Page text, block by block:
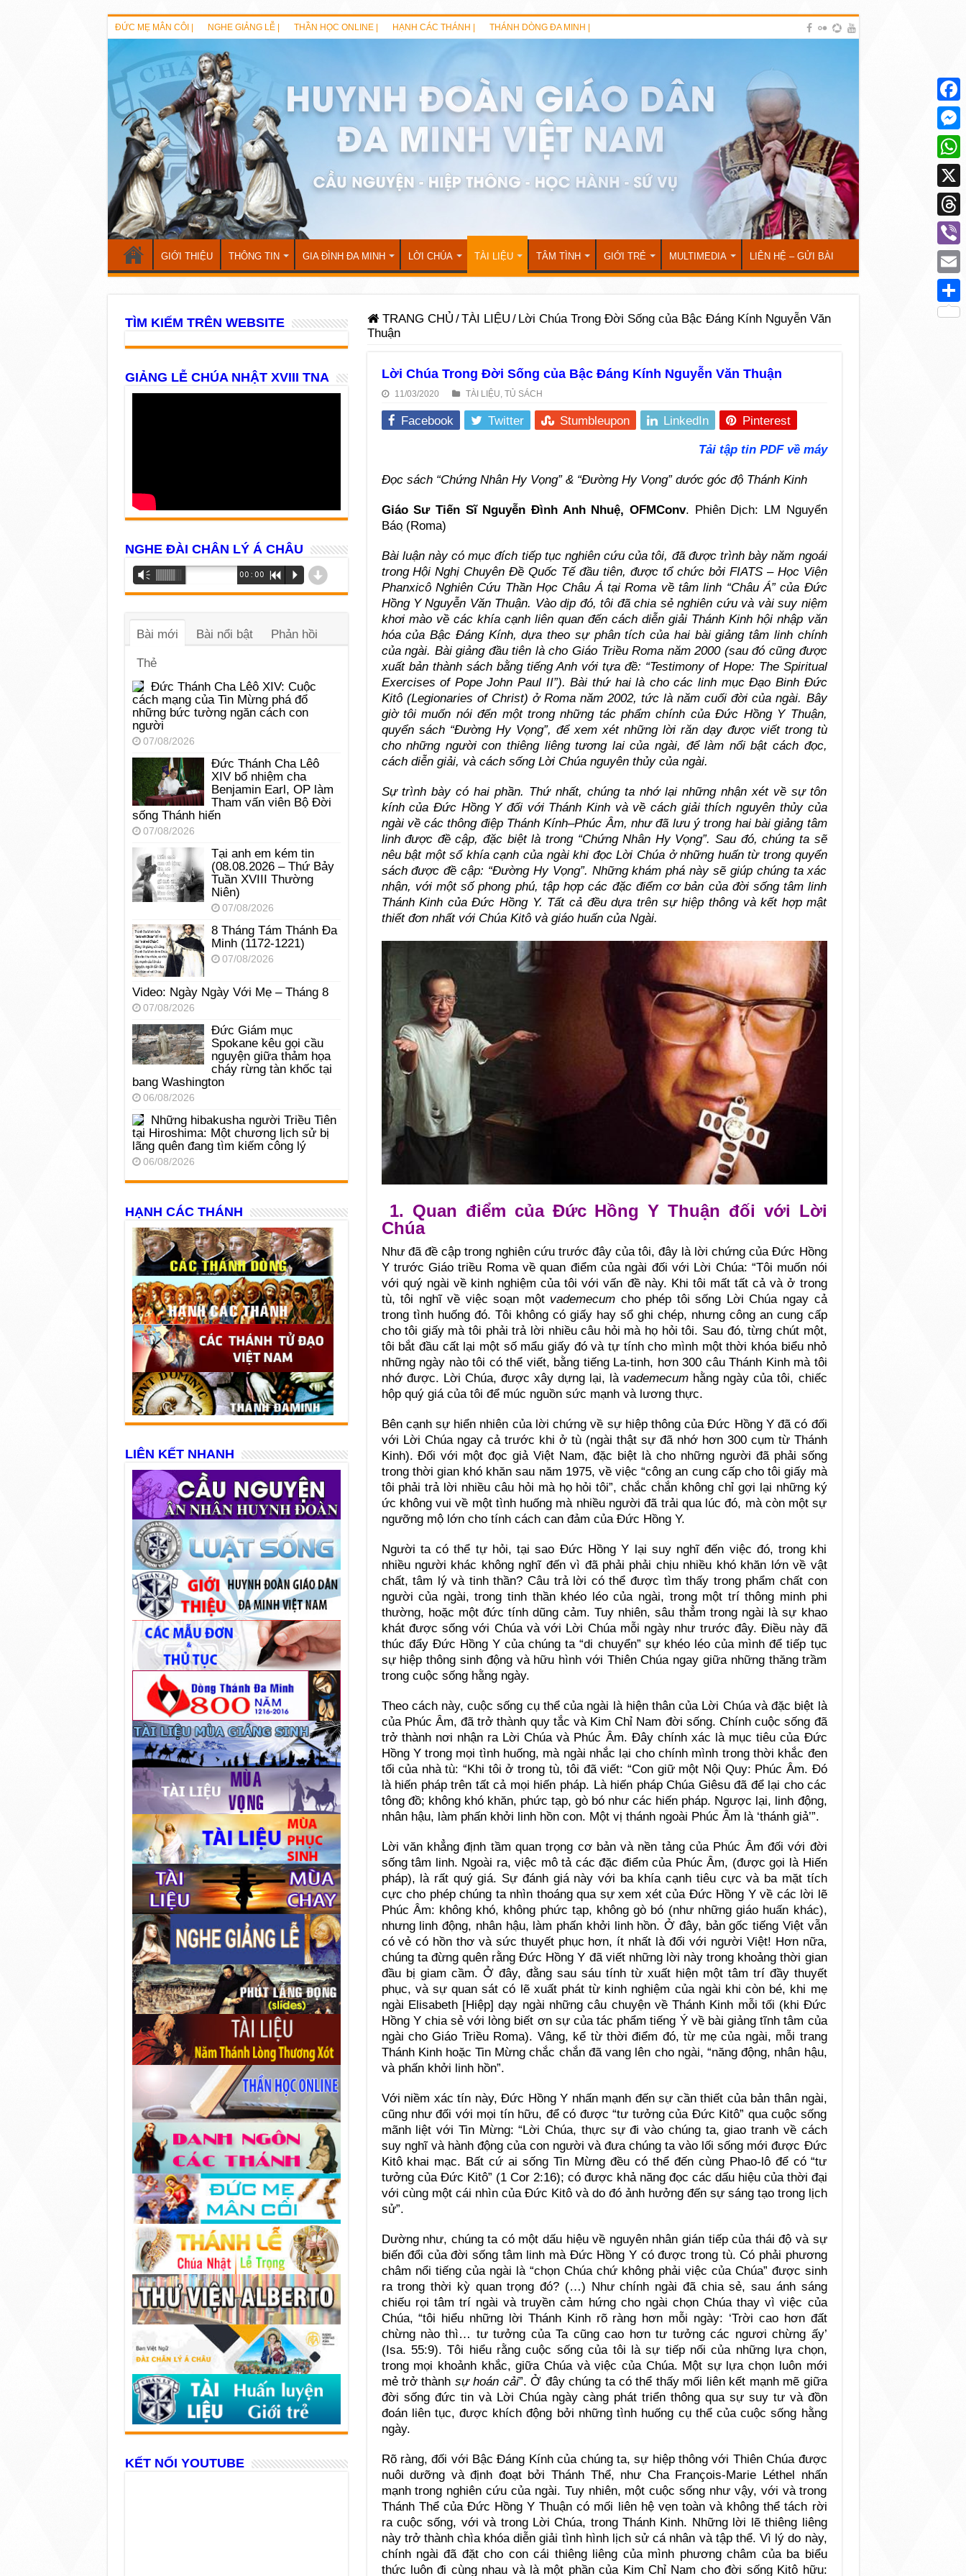
ĐỨC MẸ MÂN CÔI | NGHE GIẢNG LỄ | THẦN HỌC ONLINE | HẠNH CÁC THÁNH | THÁNH DÒNG ĐA MINH |
GIỚI THIỆU THÔNG TIN GIA ĐÌNH ĐA MINH LỜI CHÚA TÀI LIỆU TÂM TÌNH GIỚI TRẺ MULTIMEDIA LIÊN HỆ – GỬI BÀI
TRANG CHỦ /TÀI LIỆU / Lời Chúa Trong Đời Sống của Bậc Đáng Kính Nguyễn Văn
Thuận
Lời Chúa Trong Đời Sống của Bậc Đáng Kính Nguyễn Văn Thuận
11/03/2020 TÀI LIỆU, TỦ SÁCH
Facebook Twitter Stumbleupon LinkedIn Pinterest
Tải tập tin PDF về máy
Đọc sách “Chứng Nhân Hy Vọng” & “Đường Hy Vọng” dước góc độ Thánh Kinh
Giáo Sư Tiến Sĩ Nguyễn Đình Anh Nhuệ, OFMConv. Phiên Dịch: LM Nguyển
Báo ̣(Roma)
Bài luận này có mục đích tiếp tục nghiên cứu của tôi, đã được trình bày năm ngoái
trong Hội Nghị Chuyên Đề Quốc Tế đầu tiên, được tổ chức bởi FIATS – Học Viện
Phanxicô Nghiên Cứu Thần Học Châu Á tại Roma về tâm linh “Châu Á” của Đức
Hồng YNguyễn Văn Thuận. Vào dịp đó, tôi đã chia sẻ nghiên cứu và vài suy niệm
khơi mào về các khía cạnh liên quan đến cách diễn giải Thánh Kinh hội nhập văn
hóa của Bậc Đáng Kính, dựa theo sự phân tích của hai bài giảng tâm linh chính
của ngài. Bài giảng đầu tiên là cho Giáo TriềuRoma năm 2000 (sau đó cũng được
xuất bản thành sách bằng tiếng Anh với tựa đề: “Testimony of Hope: The Spiritual
Exercises of Pope John Paul II”). Bài thứ hai là cho các linh mục Đạo Binh Đức
Kitô (Legionaries of Christ) ở Roma năm 2002, tức là năm cuối đời của ngài. Bây
giờ tôi muốn nói đến một trong những tác phẩm chính của Đức Hồng Y Thuận,
quyển sách “Đường Hy Vọng”, để xem xét những lời răn dạy được viết trong tù
cho những người con thiêng liêngtương lai của ngài, để làm nổi bật cách đọc,
cách diễn giải, và cách sống Lời Chúa nguyên thủy của ngài.
Sự trình bày có hai phần. Thứ nhất, chúng ta nhớ lại những nhận xét về sự tôn
kính của Đức Hồng Y đối với Thánh Kinh và về cách giải thích nguyên thủy của
ngài về cácthông điệp Thánh Kính–Phúc Âm, như đã lưu ý trong hai bài giảng tâm
linh được đề cập, đặc biệt là trong “Chứng Nhân Hy Vọng”. Sau đó, chúng ta sẽ
nêu bật một số khía cạnh của ngài khi đọc Lời Chúa ở những huấn từ trong quyển
sách được đề cập: “Đường Hy Vọng”. Những khám phá này sẽ giúp chúng ta xác
nhận, với một số phong phú, tập hợp các đặc điểm cơ bản của đời sống tâm linh
Thánh Kinh của Đức Hồng Y. Tất cả đều dựa trên sự hiệp thông và kết hợp mật
thiết đơn nhất với Chúa Kitô và giáo huấn của Ngài.
1. Quan điểm của Đức Hồng Y Thuận đối với Lời
Chúa
Như đã đề cập trong nghiên cứu trước đây của tôi, đây là lời chứng của Đức Hồng
Y trước Giáo triều Roma về quan điểm của ngài đối với Lời Chúa: “Tôi muốn nói
với quý ngài về kinh nghiệm của tôi với vấn đề này. Khi tôi mất tất cả và ở trong
tù, tôi nghĩ về việc soạn một vademecum cho phép tôi sống Lời Chúa ngay cả
trong tình huống đó. Tôi không có giấy hay sổ ghi chép, nhưng công an cung cấp
cho tôi giấy mà tôi phải trả lời nhiều câu hỏi mà họ hỏi tôi. Sau đó, từng chút một,
tôi bắt đầu cất lại một số mẩu giấy đó và tự tính cho mình một thời khóa biểu nhỏ
những ngày nào tôi có thể viết, bằng tiếng La-tinh, hơn 300 câu Thánh Kinh mà tôi
nhớ được. Lời Chúa, được xây dựng lại, là vademecum hằng ngày của tôi, chiếc
hộp quý giá của tôi để múc nguồn sức mạnh và lương thực.
Bên cạnh sự hiển nhiên của lời chứng về sự hiệp thông của Đức Hồng Y đã có đối
với Lời Chúa ngay cả trước khi ở tù (ngài thật sự đã nhớ hơn 300 cụm từ Thánh
Kinh). Đối với một đọc giả Việt Nam, đặc biệt là cho những người đã phải sống
trong thời gian khó khăn sau năm 1975, về việc “công an cung cấp cho tôi giấy mà
tôi phải trả lời nhiều câu hỏi mà họ hỏi tôi”, chắc chắn không chỉ gợi lại những ký
ức không vui về một tình huống mà nhiều người đã trải qua lúc đó, mà còn một sự
ngưỡng mộ lớn cho tính cách can đảm của Đức Hồng Y.
Người ta có thể tự hỏi, tại sao Đức Hồng Y lại suy nghĩ đến việc đó, trong khi
nhiều người khác không nghĩ đến vì đã phải phải chịu nhiều khó khăn lớn về vật
chất, tâm lý và tinh thần? Câu trả lời có thể được tìm thấy trong phẩm chất con
người của ngài, trong tinh thần khéo léo của ngài, trong một trí thông minh phi
thường, hoặc một đức tính dũng cảm. Tuy nhiên, sâu thẳm trong ngài là sự khao
khát được sống với Chúa và với Lời Chúa mỗi ngày như trước đây. Điều này đã
thúc đẩy Đức Hồng Y của chúng ta “di chuyển” sự khéo léo của mình để tiếp tục
sự hiệp thông sinh động và hữu hình với Thiên Chúa ngay giữa những thăng trầm
trong cuộc sống hằng ngày.
Theo cách này, cuộc sống cụ thể của ngài là hiện thân của Lời Chúa và đặc biệt là
của Phúc Âm, đã trở thành quy tắc và Kim Chỉ Nam đời sống. Chính cuộc sống đã
trở thành nơi nhận ra Lời Chúa và Phúc Âm. Đây chính xác là mục tiêu của Đức
Hồng Y trong mọi tình huống, mà ngài nhắc lại cho chính mình trong thời khắc đen
tối của nhà tù: “Khi tôi ở trong tù, tôi đã viết: “Con giữ một Nội Quy: Phúc Âm. Đó
là hiến pháp trên tất cả mọi hiến pháp. Là hiến pháp Chúa Giêsu đã để lại cho các
tông đồ; không khó khăn, phức tạp, gò bó như các hiến pháp. Ngược lại, linh động,
nhân hậu, làm phấn khởi linh hồn con. Một vị thánh ngoài Phúc Âm là ‘thánh giả’”.
Lời văn khẳng định tầm quan trọng cơ bản và nền tảng của Phúc Âm đối với đời
sống tâm linh. Ngoài ra, việc mô tả các đặc điểm của Phúc Âm, (được gọi là Hiến
pháp), là rất quý giá. Sự đánh giá này với ba khía cạnh tiêu cực và ba mặt tích
cực cho phép chúng ta nhìn thoáng qua sự xem xét của Đức Hồng Y về các lời lẽ
Phúc Âm: không khó, không phức tạp, không gò bó (như những giáo huấn khác),
nhưng linh động, nhân hậu, làm phấn khởi linh hồn. Ở đây, bản gốc tiếng Việt vẫn
có vẻ có hồn thơ và sức thuyết phục hơn, ít nhất là đối với người Việt! Hơn nữa,
chúng ta đừng quên rằng Đức Hồng Y đã viết những lời này trong khoảng thời gian
đầu bị giam cầm. Ở đây, đằng sau sáu tính từ xuất hiện một tâm trí đầy thuyết
phục, và sự quan sát có lẽ xuất phát từ kinh nghiệm của ngài khi còn bé, khi mẹ
ngài Elisabeth [Hiệp] dạy ngài những câu chuyện về Thánh Kinh mỗi tối (khi Đức
Hồng Y chia sẻ với lòng biết ơn sự của tác phẩm tiếng Ý về bài giảng tĩnh tâm của
ngài cho Giáo Triều Roma). Vâng, kể từ thời điểm đó, từ mẹ của ngài, mỗi trang
Thánh Kinh hoặc Tin Mừng chắc chắn đã vang lên cho ngài, “năng động, nhân hậu,
và phấn khởi linh hồn”.
Với niềm xác tín này, Đức Hồng Y nhấn mạnh đến sự cần thiết của bản thân ngài,
cũng như đối với mọi tín hữu, để có được “tư tưởng của Đức Kitô” qua cuộc sống
mãnh liệt với Tin Mừng: “Lời Chúa, thực sự đi vào chúng ta, giao tranh về cách
suy nghĩ và hành động của con người và đưa chúng ta vào lối sống mới được Đức
Kitô khai mạc. Bất cứ ai sống Tin Mừng đều có thể đến cùng Phao-lô để có “tư
tưởng của Đức Kitô” (1 Cor 2:16); có được khả năng đọc các dấu hiệu của thời đại
với cùng một cái nhìn của Đức Kitô và do đó ảnh hưởng đến sự sáng tạo trong lịch
sử”.
Dường như, chúng ta có một dấu hiệu về nguyên nhân gián tiếp của thái độ và sự
biến đổi của đời sống tâm linh mà Đức Hồng Y có được trong tù. Có phải phương
châm nổi tiếng của ngài là “chọn Chúa chứ không phải việc của Chúa” được sinh
ra trong thời kỳ quan trọng đó? (…) Như chính ngài đã chia sẻ, sau ánh sáng
chiếu rọi tâm trí ngài và truyền cảm hứng cho ngài chọn Chúa thay vì việc của
Chúa, “tôi hiểu những lời Thánh Kinh rõ ràng hơn mỗi ngày: ‘Trời cao hơn đất
chừng nào thì… tư tưởng của Ta cũng cao hơn tư tưởng các ngươi chừng ấy’
(Isa. 55:9). Tôi hiểu rằng cuộc sống của tôi là sự tiếp nối của những lựa chọn,
trong mọi khoảnh khắc, giữa Chúa và việc của Chúa. Một sự lựa chọn luôn mới
mẻ trở thành sự hoán cải”. Ở đây chúng ta có thể thấy mối liên kết mạnh mẽ giữa
đời sống đức tin và Lời Chúa ngày càng phát triển thông qua sự suy tư và đồn
đoán liên tục, được khích động bởi những tình huống cụ thể của cuộc sống hằng
ngày.
Rõ ràng, đối với Bậc Đáng Kính của chúng ta, sự hiệp thông với Thiên Chúa được
nuôi dưỡng và định đoạt bởi Thánh Thể, như Cha François-Marie Léthel nhấn
mạnh trong nghiên cứu của ngài. Tuy nhiên, một cuộc sống như vậy, với và trong
Thánh Thể của Đức Hồng Y Thuận có mối liên hệ vẹn toàn và không thể tách rời
ra cuộc sống, với và trong Lời Chúa, trong Thánh Kinh. Những lời lẽ thiêng liêng
này trở thành chìa khóa diễn giải tình hình lịch sử cá nhân và tập thể. Vì lý do này,
chính ngài đã đặt cho con cái thiêng liêng của mình phương châm của ba biểu
thức luôn đi cùng nhau và là một phần của Kim Chỉ Nam cho đời sống Kitô hữu:
TÌM KIẾM TRÊN WEBSITE
GIẢNG LỄ CHÚA NHẬT XVIII TNA
NGHE ĐÀI CHÂN LÝ Á CHÂU
Trình
phát
âm
Vm 00:00 R P d
Bài mới Bài nổi bật Phản hồi
Thẻ
Đức Thánh Cha Lêô XIV: Cuộc
cách mạng của Tin Mừng phá đổ
những bức tường ngăn cách con
người
07/08/2026
Đức Thánh Cha Lêô
XIV bổ nhiệm cha
Benjamin Earl, OP làm
Tham vấn viên Bộ Đời
sống Thánh hiến
07/08/2026
Tại anh em kém tin
(08.08.2026 – Thứ Bảy
Tuần XVIII Thường
Niên)
07/08/2026
8 Tháng Tám Thánh Ða
Minh (1172-1221)
07/08/2026
Video: Ngày Ngày Với Mẹ – Tháng 8
07/08/2026
Đức Giám mục
Spokane kêu gọi cầu
nguyện giữa thảm họa
cháy rừng tàn khốc tại
bang Washington
06/08/2026
Những hibakusha người Triều Tiên
tại Hiroshima: Một chương lịch sử bị
lãng quên đang tìm kiếm công lý
06/08/2026
HẠNH CÁC THÁNH
LIÊN KẾT NHANH
KẾT NỐI YOUTUBE
X
Viber